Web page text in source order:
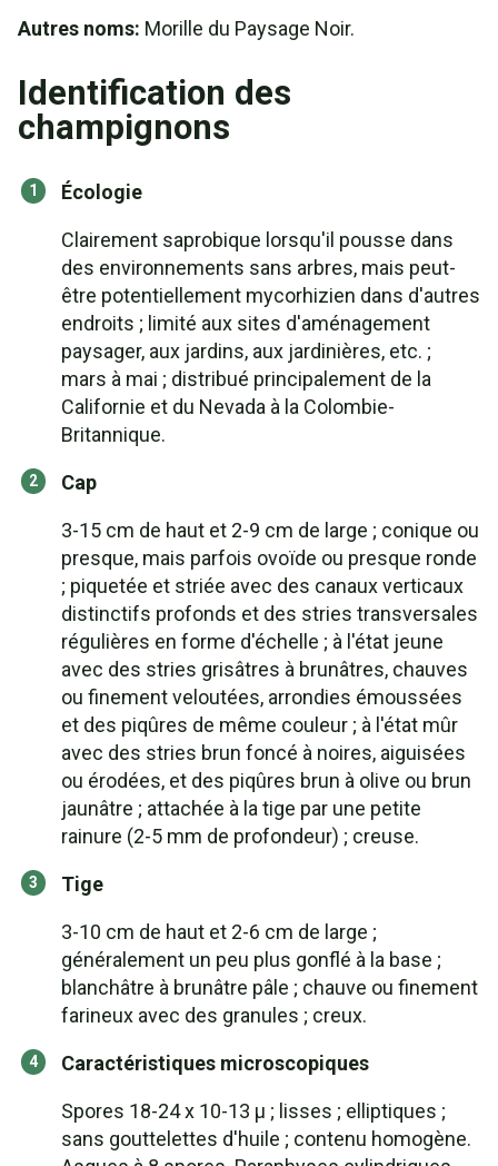
Autres noms: Morille du Paysage Noir.
Identification des
champignons
Écologie
Clairement saprobique lorsqu'il pousse dans
des environnements sans arbres, mais peut-
être potentiellement mycorhizien dans d'autres
endroits ; limité aux sites d'aménagement
paysager, aux jardins, aux jardinières, etc. ;
mars à mai ; distribué principalement de la
Californie et du Nevada à la Colombie-
Britannique.
Cap
3-15 cm de haut et 2-9 cm de large ; conique ou
presque, mais parfois ovoïde ou presque ronde
; piquetée et striée avec des canaux verticaux
distinctifs profonds et des stries transversales
régulières en forme d'échelle ; à l'état jeune
avec des stries grisâtres à brunâtres, chauves
ou finement veloutées, arrondies émoussées
et des piqûres de même couleur ; à l'état mûr
avec des stries brun foncé à noires, aiguisées
ou érodées, et des piqûres brun à olive ou brun
jaunâtre ; attachée à la tige par une petite
rainure (2-5 mm de profondeur) ; creuse.
Tige
3-10 cm de haut et 2-6 cm de large ;
généralement un peu plus gonflé à la base ;
blanchâtre à brunâtre pâle ; chauve ou finement
farineux avec des granules ; creux.
Caractéristiques microscopiques
Spores 18-24 x 10-13 µ ; lisses ; elliptiques ;
sans gouttelettes d'huile ; contenu homogène.